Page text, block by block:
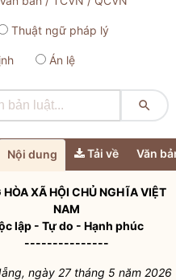
Thuật ngữ pháp lý
Án lệ

Nội dung Tải về Văn
HÒA XÃ HỘI CHỦ NGHĨA VIỆT
NAM
lập - Tự do - Hạnh phúc
---------------
ngày 27 tháng 5 năm 2026